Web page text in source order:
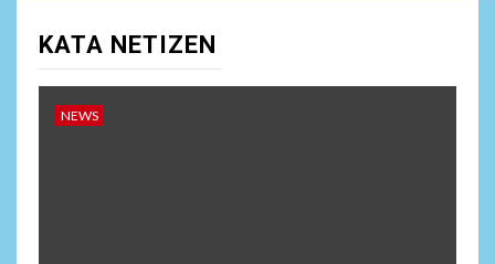
KATA NETIZEN
NEWS